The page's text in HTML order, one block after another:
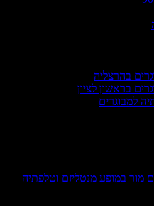
בהרצליה
בראשון לציון
במופע מנטליזם וטלפתיה